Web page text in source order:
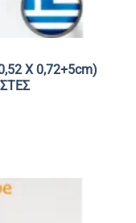
Χ 0,72+5cm)